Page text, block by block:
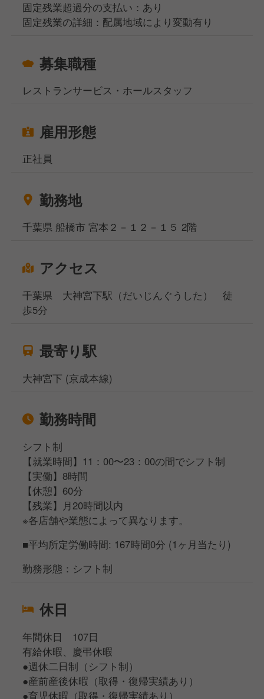
固定残業超過分の支払い：あり
固定残業の詳細：配属地域により変動有り
募集職種
レストランサービス・ホールスタッフ
雇用形態
正社員
勤務地
千葉県 船橋市 宮本２－１２－１５ 2階
アクセス
千葉県 大神宮下駅（だいじんぐうした） 徒
歩5分
最寄り駅
大神宮下 (京成本線)
勤務時間
シフト制
【就業時間】11：00〜23：00の間でシフト制
【実働】8時間
【休憩】60分
【残業】月20時間以内
※各店舗や業態によって異なります。
■平均所定労働時間: 167時間0分 (1ヶ月当たり)
勤務形態：シフト制
休日
年間休日 107日
有給休暇、慶弔休暇
●週休二日制（シフト制）
●産前産後休暇（取得・復帰実績あり）
●育児休暇（取得・復帰実績あり）